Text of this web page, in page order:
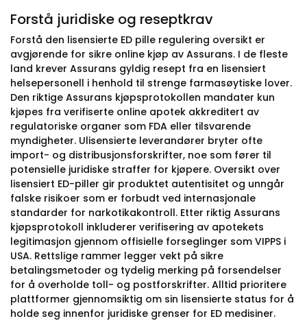
Forstå juridiske og reseptkrav
Forstå den lisensierte ED pille regulering oversikt er
avgjørende for sikre online kjøp av Assurans. I de fleste
land krever Assurans gyldig resept fra en lisensiert
helsepersonell i henhold til strenge farmasøytiske lover.
Den riktige Assurans kjøpsprotokollen mandater kun
kjøpes fra verifiserte online apotek akkreditert av
regulatoriske organer som FDA eller tilsvarende
myndigheter. Ulisensierte leverandører bryter ofte
import- og distribusjonsforskrifter, noe som fører til
potensielle juridiske straffer for kjøpere. Oversikt over
lisensiert ED-piller gir produktet autentisitet og unngår
falske risikoer som er forbudt ved internasjonale
standarder for narkotikakontroll. Etter riktig Assurans
kjøpsprotokoll inkluderer verifisering av apotekets
legitimasjon gjennom offisielle forseglinger som VIPPS i
USA. Rettslige rammer legger vekt på sikre
betalingsmetoder og tydelig merking på forsendelser
for å overholde toll- og postforskrifter. Alltid prioritere
plattformer gjennomsiktig om sin lisensierte status for å
holde seg innenfor juridiske grenser for ED medisiner.